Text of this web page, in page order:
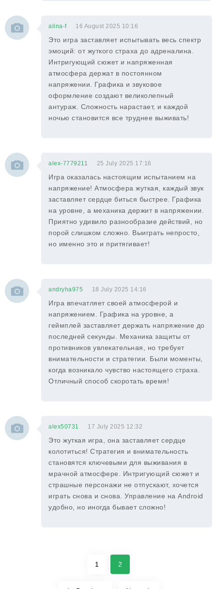
alina-f 16 August 2025 10:16
Это игра заставляет испытывать весь спектр
эмоций: от жуткого страха до адреналина.
Интригующий сюжет и напряженная
атмосфера держат в постоянном
напряжении. Графика и звуковое
оформление создают великолепный
антураж. Сложность нарастает, и каждой
ночью становится все труднее выживать!
alex-7779211 25 July 2025 17:16
Игра оказалась настоящим испытанием на
напряжение! Атмосфера жуткая, каждый звук
заставляет сердце биться быстрее. Графика
на уровне, а механика держит в напряжении.
Приятно удивило разнообразие действий, но
порой слишком сложно. Выиграть непросто,
но именно это и притягивает!
andryha975 18 July 2025 14:16
Игра впечатляет своей атмосферой и
напряжением. Графика на уровне, а
геймплей заставляет держать напряжение до
последней секунды. Механика защиты от
противников увлекательная, но требует
внимательности и стратегии. Были моменты,
когда возникало чувство настоящего страха.
Отличный способ скоротать время!
alex50731 17 July 2025 12:32
Это жуткая игра, она заставляет сердце
колотиться! Стратегия и внимательность
становятся ключевыми для выживания в
мрачной атмосфере. Интригующий сюжет и
страшные персонажи не отпускают, хочется
играть снова и снова. Управление на Android
удобно, но иногда бывает сложно!
1 2